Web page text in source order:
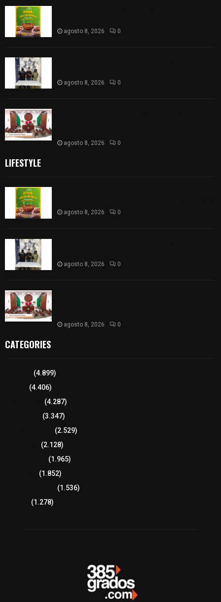
agosto 8, 2026 0
agosto 8, 2026 0
agosto 8, 2026 0
LIFESTYLE
agosto 8, 2026 0
agosto 8, 2026 0
agosto 8, 2026 0
CATEGORIES
(4.899)
(4.406)
(4.287)
(3.347)
(2.529)
(2.128)
(1.965)
(1.852)
(1.536)
(1.278)